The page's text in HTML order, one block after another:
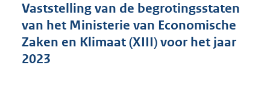
s
g
r
Vaststelling van de begrotingsstaten
van het Ministerie van Economische
Zaken en Klimaat (XIII) voor het jaar
2023